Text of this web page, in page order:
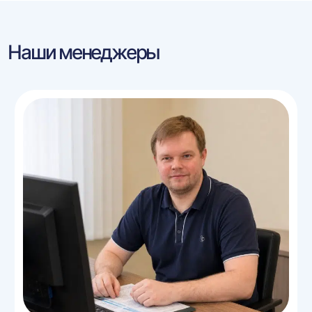
Наши менеджеры